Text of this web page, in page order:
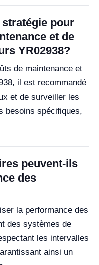
pour
et de
YR02938?
de maintenance et
il est recommandé
et de surveiller les
besoins spécifiques,
peuvent-ils
des
la performance des
des systèmes de
les intervalles
ainsi un